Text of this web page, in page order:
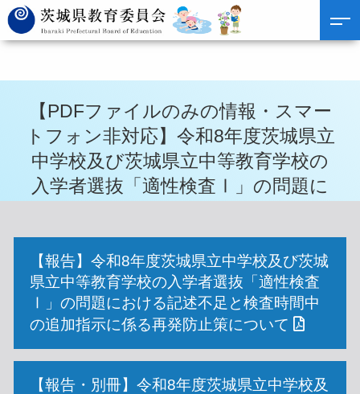
【PDFファイルのみの情報・スマー
トフォン非対応】令和8年度茨城県立
中学校及び茨城県立中等教育学校の
入学者選抜「適性検査Ⅰ」の問題に
指示に係る再発防止策について
【報告】令和8年度茨城県立中学校及び茨城
県立中等教育学校の入学者選抜「適性検査
Ⅰ」の問題における記述不足と検査時間中
の追加指示に係る再発防止策について
【報告・別冊】令和8年度茨城県立中学校及